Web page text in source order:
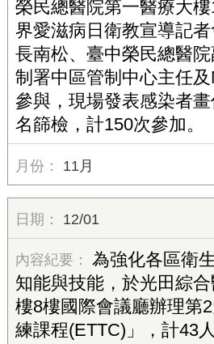
榮民總醫院第一醫療大
界愛滋病日衛教宣導記
長南松、臺中榮民總醫
制署中區管制中心主任
參與，現場發表感染者
名篩檢，計150次參加。
11月
12/01
為強化各區衛
知能與技能，於光田綜
樓8樓國際會議廳辦理第
練課程(ETTC)」，計43人